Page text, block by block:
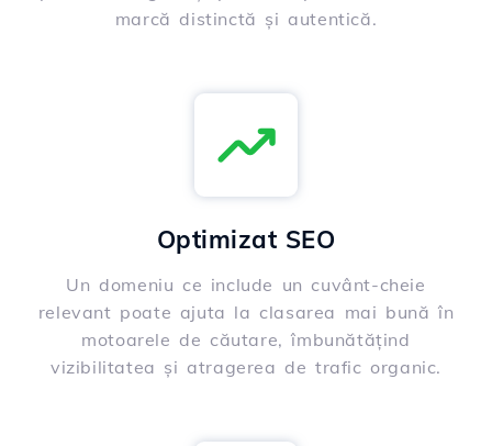
marcă distinctă și autentică.
Optimizat SEO
Un domeniu ce include un cuvânt-cheie
relevant poate ajuta la clasarea mai bună în
motoarele de căutare, îmbunătățind
vizibilitatea și atragerea de trafic organic.